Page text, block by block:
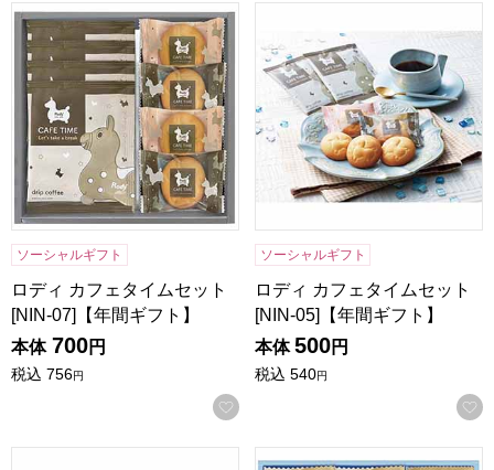
ロディ カフェタイムセット[NIN-07]【年間ギフト】
ソーシャルギフト
ロディ カフェタイムセット
[NIN-07]【年間ギフト】
本体 700円
税込 756円
お気に入りに登録する
ソーシャルギフト
ロディ カフェタイムセット
[NIN-05]【年間ギフト】
本体 500円
税込 540円
マクミランアリス ガトーセレクション[MMA-15]【年間ギフ
マクミランアリス ガトーセ